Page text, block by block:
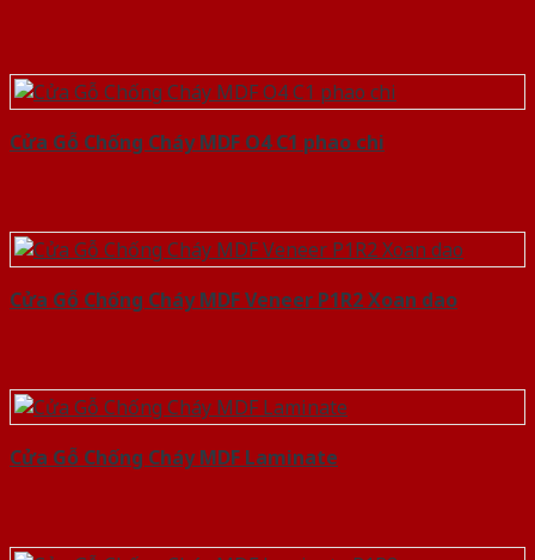
Cửa Gỗ Chống Cháy MDF O4 C1 phao chi
Cửa Gỗ Chống Cháy MDF Veneer P1R2 Xoan dao
Cửa Gỗ Chống Cháy MDF Laminate